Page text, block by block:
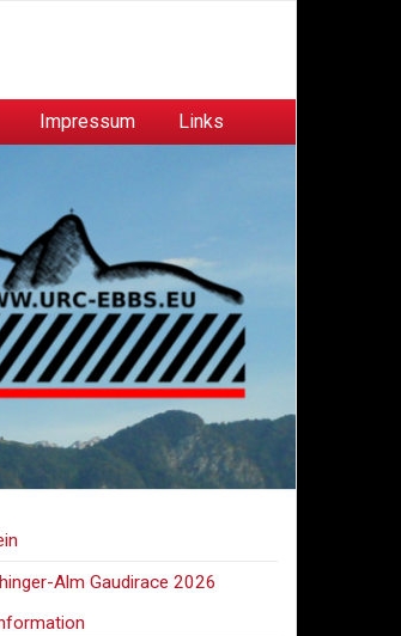
Impressum Links
Alm Gaudirace 2026